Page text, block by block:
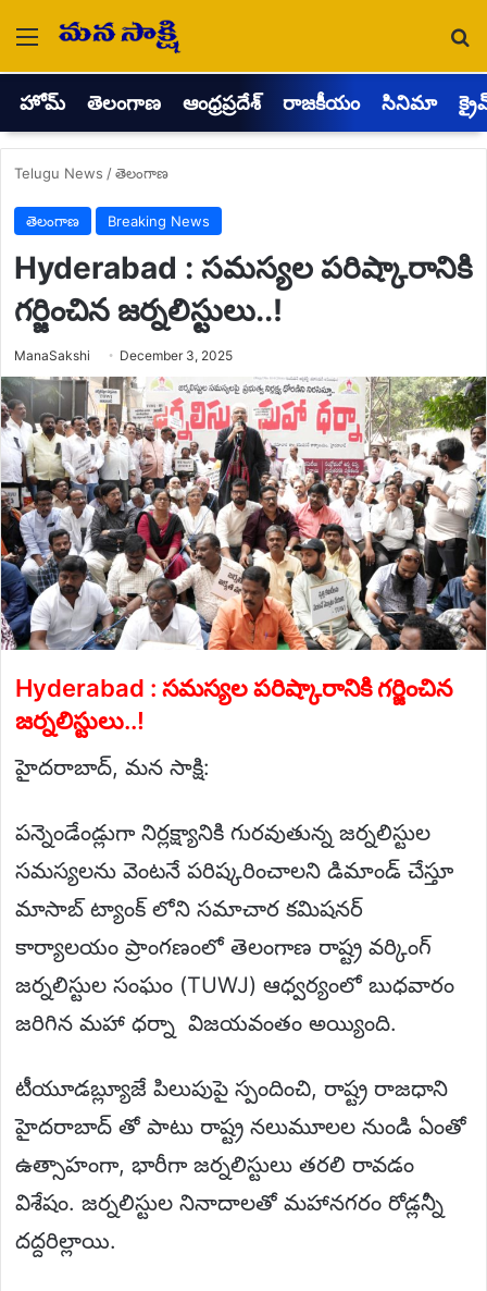
Menu
హోమ్ తెలంగాణ ఆంధ్రప్రదేశ్ రాజకీయం సినిమా
Telugu News /తెలంగాణ
తెలంగాణ Breaking News
Hyderabad : సమస్యల పరిష్కారానికి
గర్జించిన జర్నలిస్టులు..!
ManaSakshi Send
email
December 3, 2025
Hyderabad : సమస్యల పరిష్కారానికి గర్జించిన
జర్నలిస్టులు..!
హైదరాబాద్, మన సాక్షి:
పన్నెండేండ్లుగా నిర్లక్ష్యానికి గురవుతున్న జర్నలిస్టుల
సమస్యలను వెంటనే పరిష్కరించాలని డిమాండ్ చేస్తూ
మాసాబ్ ట్యాంక్ లోని సమాచార కమిషనర్
కార్యాలయం ప్రాంగణంలో తెలంగాణ రాష్ట్ర వర్కింగ్
జర్నలిస్టుల సంఘం (TUWJ) ఆధ్వర్యంలో బుధవారం
జరిగిన మహా ధర్నా విజయవంతం అయ్యింది.
టీయూడబ్ల్యూజే పిలుపుపై స్పందించి, రాష్ట్ర రాజధాని
హైదరాబాద్ తో పాటు రాష్ట్ర నలుమూలల నుండి ఏంతో
ఉత్సాహంగా, భారీగా జర్నలిస్టులు తరలి రావడం
విశేషం. జర్నలిస్టుల నినాదాలతో మహానగరం రోడ్లన్నీ
దద్దరిల్లాయి.